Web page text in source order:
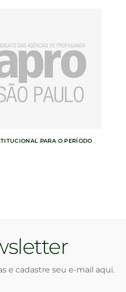
PARA O PERÍODO
e cadastre seu e-mail aqui.